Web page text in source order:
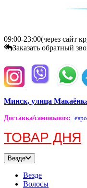
09:00-23:00(через сайт
Заказать обратный
Минск, улица
Доставка/самовывоз:
ТОВАР ДНЯ
Везде
Везде
Волосы